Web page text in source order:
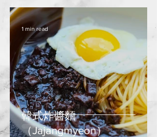
韓式炸醬麵
（Jajangmyeon）
1 min read